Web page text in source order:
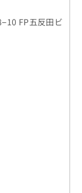
FP五反田ビ